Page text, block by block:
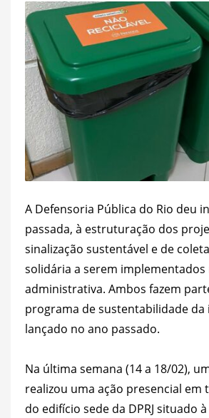
A Defensoria Pública do Rio deu
passada, à estruturação dos
sinalização sustentável e de
solidária a serem implementados
administrativa. Ambos fazem
programa de sustentabilidade da
lançado no ano passado.
Na última semana (14 a 18/02),
realizou uma ação presencial em
do edifício sede da DPRJ situado